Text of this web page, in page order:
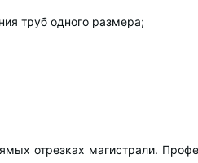
труб одного размера;
отрезках магистрали.